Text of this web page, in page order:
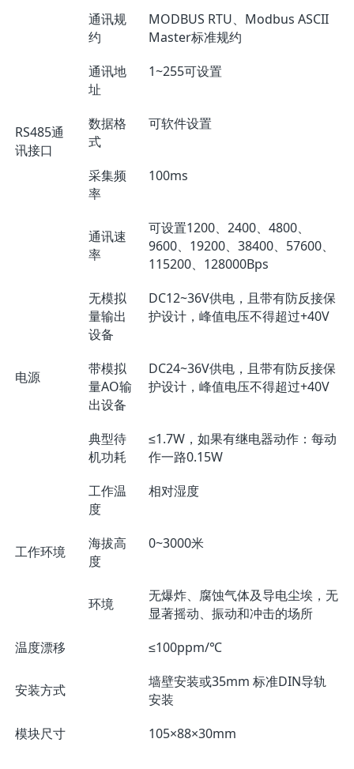
RS485通
讯接口
通讯规
约
MODBUS RTU、Modbus ASCII
Master标准规约
通讯地
址
1~255可设置
数据格
式
可软件设置
采集频
率
100ms
通讯速
率
可设置1200、2400、4800、
9600、19200、38400、57600、
115200、128000Bps
电源
无模拟
量输出
设备
DC12~36V供电，且带有防反接保
护设计，峰值电压不得超过+40V
带模拟
量AO输
出设备
DC24~36V供电，且带有防反接保
护设计，峰值电压不得超过+40V
典型待
机功耗
≤1.7W，如果有继电器动作：每动
作一路0.15W
工作环境
工作温
度
相对湿度
海拔高
度
0~3000米
环境
无爆炸、腐蚀气体及导电尘埃，无
显著摇动、振动和冲击的场所
温度漂移
≤100ppm/℃
安装方式
墙壁安装或35mm 标准DIN导轨
安装
模块尺寸
105×88×30mm